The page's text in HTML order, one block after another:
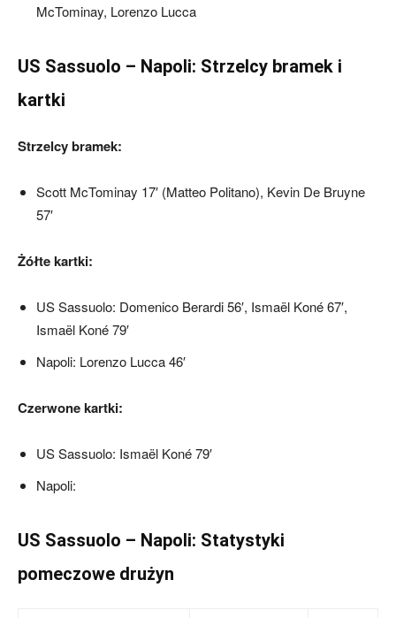
McTominay, Lorenzo Lucca
US Sassuolo – Napoli: Strzelcy bramek i
kartki
Strzelcy bramek:
Scott McTominay 17′ (Matteo Politano), Kevin De Bruyne
57′
Żółte kartki:
US Sassuolo: Domenico Berardi 56′, Ismaël Koné 67′,
Ismaël Koné 79′
Napoli: Lorenzo Lucca 46′
Czerwone kartki:
US Sassuolo: Ismaël Koné 79′
Napoli:
US Sassuolo – Napoli: Statystyki
pomeczowe drużyn